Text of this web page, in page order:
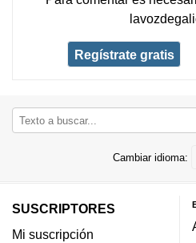
Regístrate gratis
Cambiar idioma:
SUSCRIPTORES
Mi suscripción